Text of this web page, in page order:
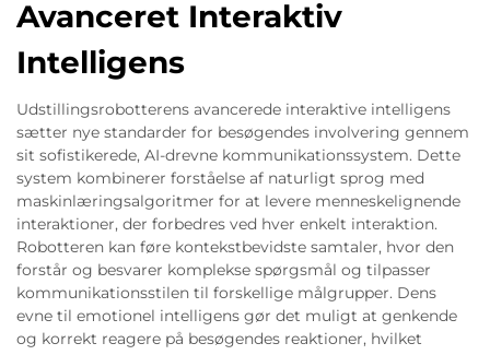
Avanceret Interaktiv
Intelligens
Udstillingsrobotterens avancerede interaktive intelligens
sætter nye standarder for besøgendes involvering gennem
sit sofistikerede, AI-drevne kommunikationssystem. Dette
system kombinerer forståelse af naturligt sprog med
maskinlæringsalgoritmer for at levere menneskelignende
interaktioner, der forbedres ved hver enkelt interaktion.
Robotteren kan føre kontekstbevidste samtaler, hvor den
forstår og besvarer komplekse spørgsmål og tilpasser
kommunikationsstilen til forskellige målgrupper. Dens
evne til emotionel intelligens gør det muligt at genkende
og korrekt reagere på besøgendes reaktioner, hvilket